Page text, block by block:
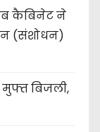
कैबिनेट ने
(संशोधन)
बिजली,